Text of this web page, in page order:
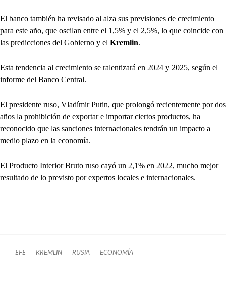
El banco también ha revisado al alza sus previsiones de crecimiento
para este año, que oscilan entre el 1,5% y el 2,5%, lo que coincide con
las predicciones del Gobierno y el Kremlin.
Esta tendencia al crecimiento se ralentizará en 2024 y 2025, según el
informe del Banco Central.
El presidente ruso, Vladímir Putin, que prolongó recientemente por dos
años la prohibición de exportar e importar ciertos productos, ha
reconocido que las sanciones internacionales tendrán un impacto a
medio plazo en la economía.
El Producto Interior Bruto ruso cayó un 2,1% en 2022, mucho mejor
resultado de lo previsto por expertos locales e internacionales.
EFE KREMLIN RUSIA ECONOMÍA